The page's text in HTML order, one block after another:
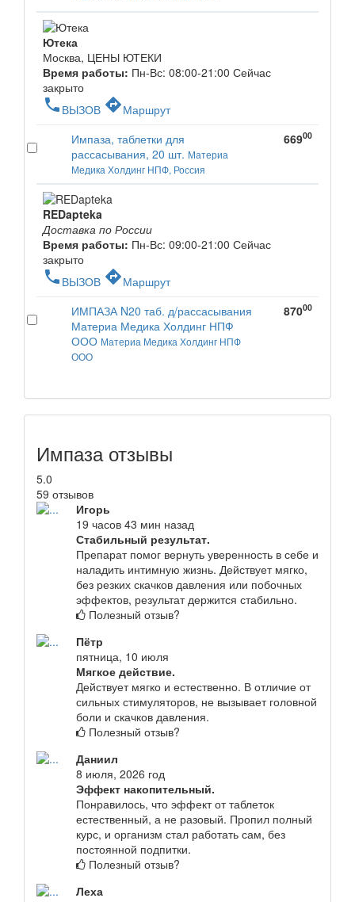
Ютека
Москва, ЦЕНЫ ЮТЕКИ
Время работы: Пн-Вс: 08:00-21:00 Сейчас
закрыто
phone ВЫЗОВ directionsМаршрут
Импаза, таблетки для
рассасывания, 20 шт. Материа
Медика Холдинг НПФ, Россия
66900
REDapteka
Доставка по России
Время работы: Пн-Вс: 09:00-21:00 Сейчас
закрыто
phone ВЫЗОВ directionsМаршрут
ИМПАЗА N20 таб. д/рассасывания
Материа Медика Холдинг НПФ
ООО Материа Медика Холдинг НПФ
ООО
87000
Импаза отзывы
5.0
59 отзывов
Игорь
19 часов 43 мин назад
Стабильный результат.
Препарат помог вернуть уверенность в себе и
наладить интимную жизнь. Действует мягко,
без резких скачков давления или побочных
эффектов, результат держится стабильно.
Полезный отзыв?
Пётр
пятница, 10 июля
Мягкое действие.
Действует мягко и естественно. В отличие от
сильных стимуляторов, не вызывает головной
боли и скачков давления.
Полезный отзыв?
Даниил
8 июля, 2026 год
Эффект накопительный.
Понравилось, что эффект от таблеток
естественный, а не разовый. Пропил полный
курс, и организм стал работать сам, без
постоянной подпитки.
Полезный отзыв?
Леха